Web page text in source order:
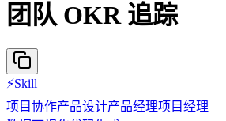
团队 OKR 追踪
⚡Skill
项目协作产品设计产品经理项目经理